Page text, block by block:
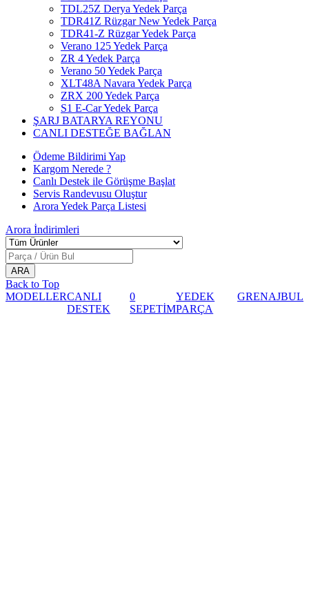
TDL25Z Derya Yedek Parça
TDR41Z Rüzgar New Yedek Parça
TDR41-Z Rüzgar Yedek Parça
Verano 125 Yedek Parça
ZR 4 Yedek Parça
Verano 50 Yedek Parça
XLT48A Navara Yedek Parça
ZRX 200 Yedek Parça
S1 E-Car Yedek Parça
ŞARJ BATARYA REYONU
CANLI DESTEĞE BAĞLAN
Ödeme Bildirimi Yap
Kargom Nerede ?
Canlı Destek ile Görüşme Başlat
Servis Randevusu Oluştur
Arora Yedek Parça Listesi
Arora İndirimleri
Back to Top
MODELLERCANLI
DESTEK
0
SEPETİM
YEDEK
PARÇA
GRENAJBUL